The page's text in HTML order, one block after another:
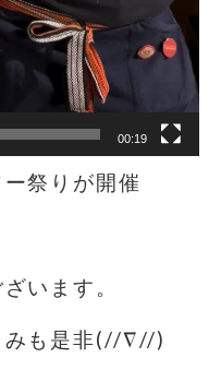
00:19
祭りが開催
います。
みも是非(//∇//)